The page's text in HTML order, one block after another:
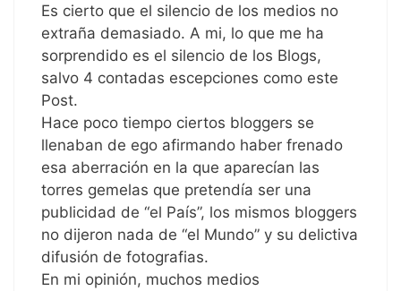
Es cierto que el silencio de los medios no
extraña demasiado. A mi, lo que me ha
sorprendido es el silencio de los Blogs,
salvo 4 contadas escepciones como este
Post.
Hace poco tiempo ciertos bloggers se
llenaban de ego afirmando haber frenado
esa aberración en la que aparecían las
torres gemelas que pretendía ser una
publicidad de “el País”, los mismos bloggers
no dijeron nada de “el Mundo” y su delictiva
difusión de fotografias.
En mi opinión, muchos medios